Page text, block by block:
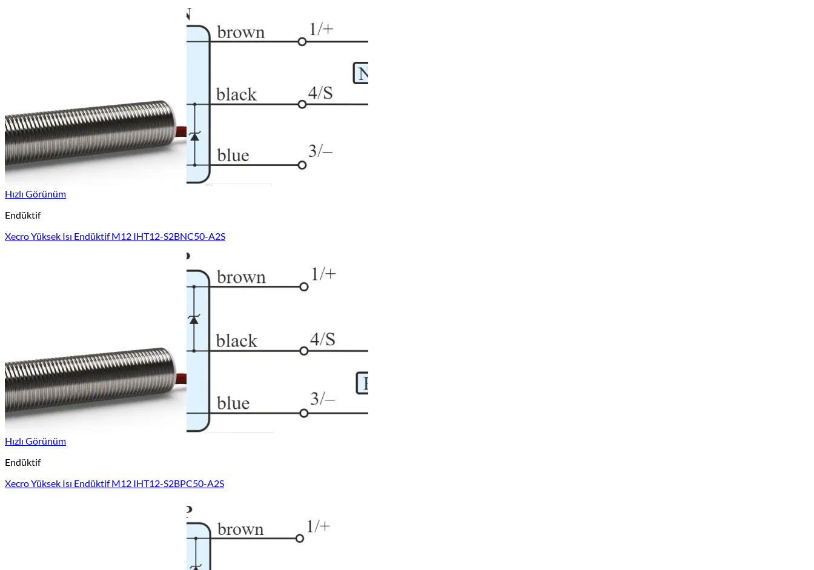
Hızlı Görünüm
Endüktif
Xecro Yüksek Isı Endüktif M12 IHT12-S2BNC50-A2S
Hızlı Görünüm
Endüktif
Xecro Yüksek Isı Endüktif M12 IHT12-S2BPC50-A2S